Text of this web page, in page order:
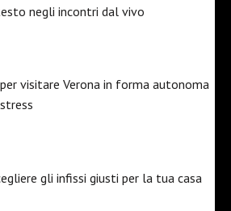
negli incontri dal vivo
visitare Verona in forma autonoma
gli infissi giusti per la tua casa